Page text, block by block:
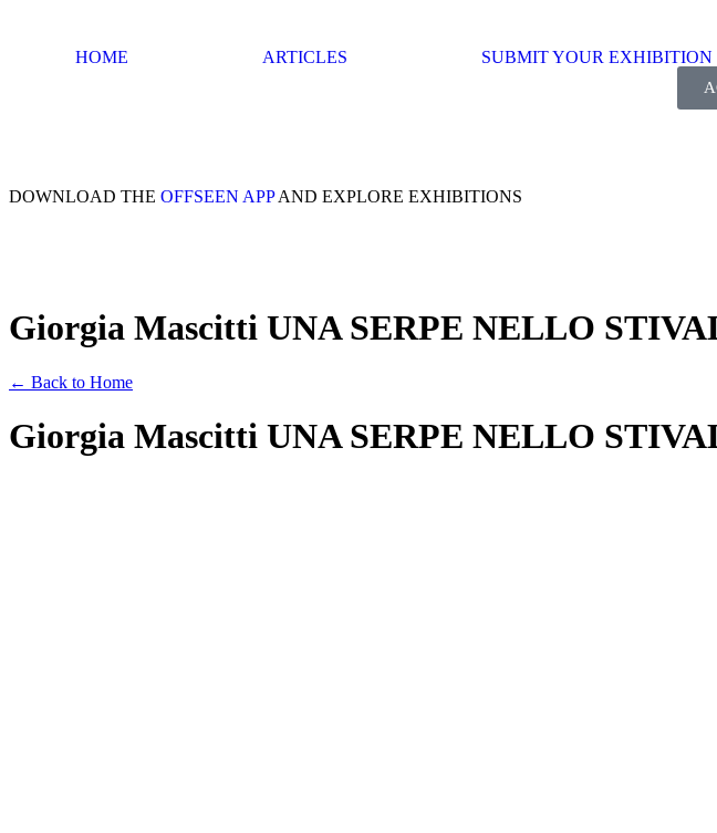
HOME ARTICLES SUBMIT YOUR EXHIBITION
DOWNLOAD THE OFFSEEN APPAND EXPLORE EXHIBITIONS
Giorgia Mascitti UNA SERPE NELLO
← Back to Home
Giorgia Mascitti UNA SERPE NELLO